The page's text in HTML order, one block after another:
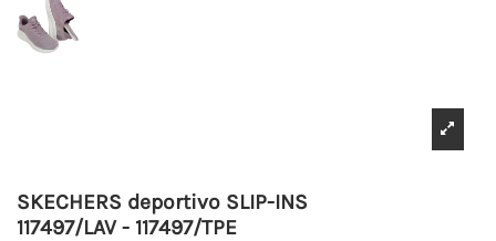
SKECHERS deportivo SLIP-INS
117497/LAV - 117497/TPE